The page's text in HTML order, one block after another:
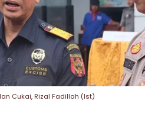
Cukai, Rizal Fadillah (Ist)